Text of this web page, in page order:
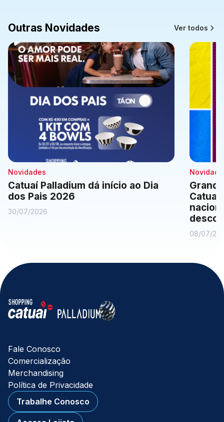
Comodidades Eventos Cinema
Vitrine Virtual
Outras Novidades Ver todos
Novidades
Catuaí Palladium dá início ao Dia
dos Pais 2026
30/07/2026
Catuaí
08/07/
Fale Conosco
Comercialização
Merchandising
Política de Privacidade
Trabalhe Conosco